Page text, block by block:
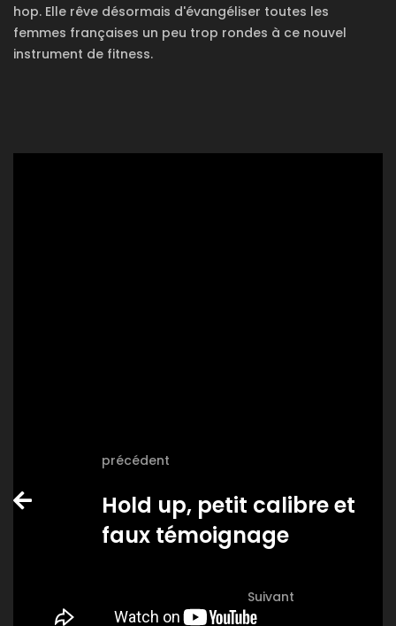
hop. Elle rêve désormais d'évangéliser toutes les
femmes françaises un peu trop rondes à ce nouvel
instrument de fitness.
précédent
Hold up, petit calibre et
faux témoignage
Suivant